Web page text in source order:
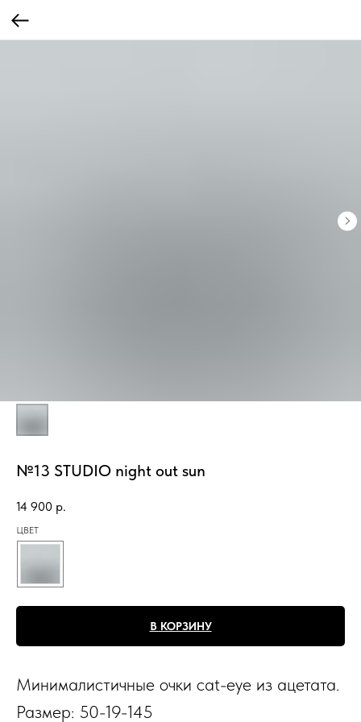
№13 STUDIO night out sun
14 900 р.
ЦВЕТ
В КОРЗИНУ
Минималистичные очки cat-eye из ацетата.
Размер: 50-19-145